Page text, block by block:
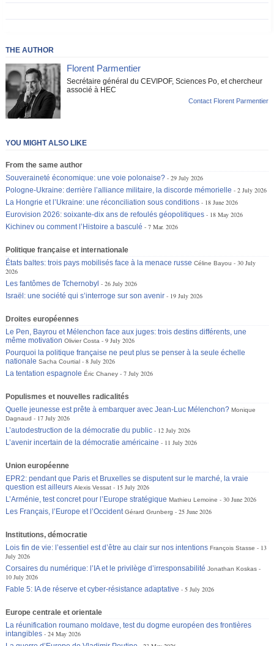
THE AUTHOR
Florent Parmentier
Secrétaire général du CEVIPOF, Sciences Po, et chercheur
associé à HEC
Contact Florent Parmentier
YOU MIGHT ALSO LIKE
From the same author
Souveraineté économique: une voie polonaise?
29 July 2026
Pologne-Ukraine: derrière l’alliance militaire, la discorde mémorielle
2 July 2026
La Hongrie et l’Ukraine: une réconciliation sous conditions
18 June 2026
Eurovision 2026: soixante-dix ans de refoulés géopolitiques
18 May 2026
Kichinev ou comment l’Histoire a basculé
7 Mar. 2026
Politique française et internationale
États baltes: trois pays mobilisés face à la menace russe Céline Bayou
30 July
2026
Les fantômes de Tchernobyl
26 July 2026
Israël: une société qui s’interroge sur son avenir
19 July 2026
Droites européennes
Le Pen, Bayrou et Mélenchon face aux juges: trois destins différents, une
même motivation Olivier Costa
9 July 2026
Pourquoi la politique française ne peut plus se penser à la seule échelle
nationale Sacha Courtial
8 July 2026
La tentation espagnole Éric Chaney 7 July 2026
Populismes et nouvelles radicalités
Quelle jeunesse est prête à embarquer avec Jean-Luc Mélenchon? Monique
Dagnaud
17 July 2026
L’autodestruction de la démocratie du public
12 July 2026
L’avenir incertain de la démocratie américaine
11 July 2026
Union européenne
EPR2: pendant que Paris et Bruxelles se disputent sur le marché, la vraie
question est ailleurs Alexis Vessat
15 July 2026
L’Arménie, test concret pour l’Europe stratégique Mathieu Lemoine
30 June 2026
Les Français, l’Europe et l’Occident Gérard Grunberg 25 June 2026
Institutions, démocratie
Lois fin de vie: l’essentiel est d’être au clair sur nos intentions François Stasse
13
July 2026
Corsaires du numérique: l’IA et le privilège d’irresponsabilité Jonathan Koskas
10 July 2026
Fable 5: IA de réserve et cyber-résistance adaptative
5 July 2026
Europe centrale et orientale
La réunification roumano moldave, test du dogme européen des frontières
intangibles
24 May 2026